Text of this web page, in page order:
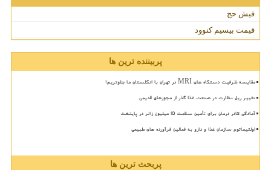
فیش حج
قیمت بیسیم کنوود
پربیننده ترین ها
مقایسه ظرفیت دستگاه های MRI در تهران با انگلستان ما جلوتریم!
تغییر ریل نظارت در صنعت غذا گذر از مجوزهای قدیمی
آمادگی کادر درمان برای تأمین سلامت 15 میلیون زائر در پایتخت
اولتیماتوم سازمان غذا و دارو به فعالین فرآورده های طبیعی
پربحث ترین ها